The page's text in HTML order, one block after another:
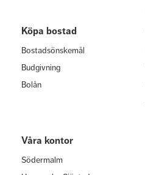
Köpa bostad
Bostadsönskemål
Budgivning
Bolån
Våra kontor
Södermalm